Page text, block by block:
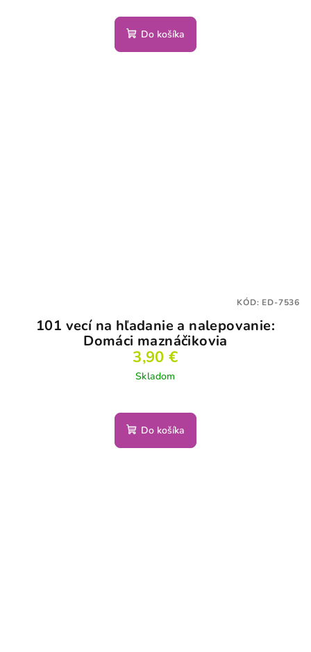
Do košíka
101 vecí na hľadanie a nalepovanie:
Domáci maznáčikovia
3,90 €
Skladom
Do košíka
KÓD: ED-7536